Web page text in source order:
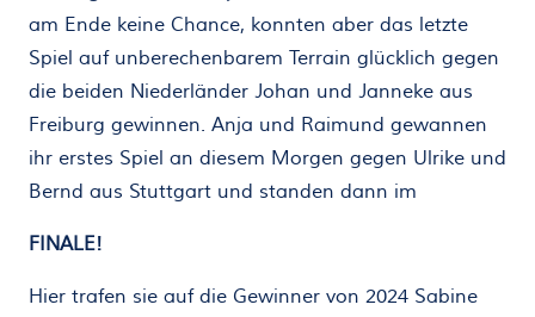
am Ende keine Chance, konnten aber das letzte
Spiel auf unberechenbarem Terrain glücklich gegen
die beiden Niederländer Johan und Janneke aus
Freiburg gewinnen. Anja und Raimund gewannen
ihr erstes Spiel an diesem Morgen gegen Ulrike und
Bernd aus Stuttgart und standen dann im
FINALE!
Hier trafen sie auf die Gewinner von 2024 Sabine